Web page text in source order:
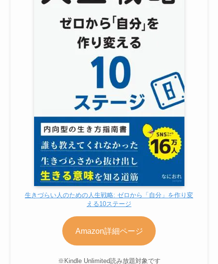
生きづらい人のための人生戦略: ゼロから「自分」を作り変
える10ステージ
Amazon詳細ページ
※Kindle Unlimited読み放題対象です